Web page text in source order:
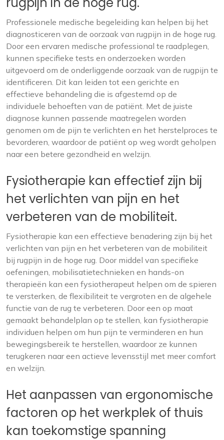
Professionele medische begeleiding kan helpen bij het
diagnosticeren van de oorzaak van rugpijn in de hoge rug.
Door een ervaren medische professional te raadplegen,
kunnen specifieke tests en onderzoeken worden
uitgevoerd om de onderliggende oorzaak van de rugpijn te
identificeren. Dit kan leiden tot een gerichte en
effectieve behandeling die is afgestemd op de
individuele behoeften van de patiënt. Met de juiste
diagnose kunnen passende maatregelen worden
genomen om de pijn te verlichten en het herstelproces te
bevorderen, waardoor de patiënt op weg wordt geholpen
naar een betere gezondheid en welzijn.
Fysiotherapie kan effectief zijn bij
het verlichten van pijn en het
verbeteren van de mobiliteit.
Fysiotherapie kan een effectieve benadering zijn bij het
verlichten van pijn en het verbeteren van de mobiliteit
bij rugpijn in de hoge rug. Door middel van specifieke
oefeningen, mobilisatietechnieken en hands-on
therapieën kan een fysiotherapeut helpen om de spieren
te versterken, de flexibiliteit te vergroten en de algehele
functie van de rug te verbeteren. Door een op maat
gemaakt behandelplan op te stellen, kan fysiotherapie
individuen helpen om hun pijn te verminderen en hun
bewegingsbereik te herstellen, waardoor ze kunnen
terugkeren naar een actieve levensstijl met meer comfort
en welzijn.
Het aanpassen van ergonomische
factoren op het werkplek of thuis
kan toekomstige spanning